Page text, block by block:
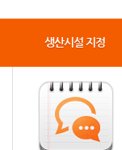
생산시설 지정